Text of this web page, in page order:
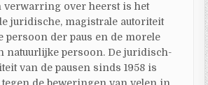
verwarring over heerst is het
juridische, magistrale autoriteit
persoon der paus en de morele
natuurlijke persoon. De juridisch-
van de pausen sinds 1958 is